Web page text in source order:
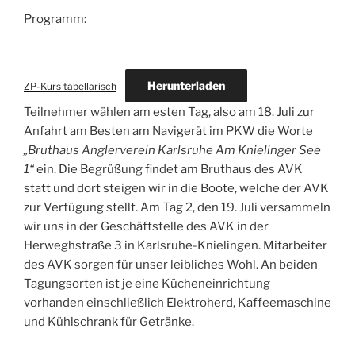
Programm:
ZP-Kurs tabellarisch Herunterladen
Teilnehmer wählen am esten Tag, also am 18. Juli zur
Anfahrt am Besten am Navigerät im PKW die Worte
„Bruthaus Anglerverein Karlsruhe Am Knielinger See
1“ein. Die Begrüßung findet am Bruthaus des AVK
statt und dort steigen wir in die Boote, welche der AVK
zur Verfügung stellt. Am Tag 2, den 19. Juli versammeln
wir uns in der Geschäftstelle des AVK in der
Herweghstraße 3 in Karlsruhe-Knielingen. Mitarbeiter
des AVK sorgen für unser leibliches Wohl. An beiden
Tagungsorten ist je eine Kücheneinrichtung
vorhanden einschließlich Elektroherd, Kaffeemaschine
und Kühlschrank für Getränke.